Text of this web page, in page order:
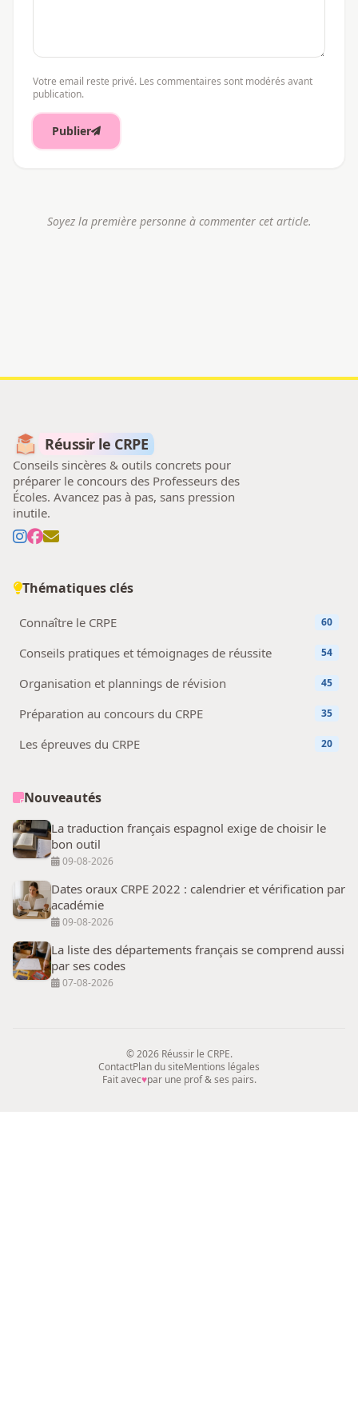
Votre email reste privé. Les commentaires sont modérés avant
publication.
Publier
Soyez la première personne à commenter cet article.
Réussir le CRPE
Conseils sincères & outils concrets pour
préparer le concours des Professeurs des
Écoles. Avancez pas à pas, sans pression
inutile.
Thématiques clés
Connaître le CRPE 60
Conseils pratiques et témoignages de réussite 54
Organisation et plannings de révision 45
Préparation au concours du CRPE 35
Les épreuves du CRPE 20
Nouveautés
La traduction français espagnol exige de choisir le
bon outil
09-08-2026
Dates oraux CRPE 2022 : calendrier et vérification par
académie
09-08-2026
La liste des départements français se comprend aussi
par ses codes
07-08-2026
© 2026 Réussir le CRPE.
ContactPlan du siteMentions légales
Fait avec♥par une prof & ses pairs.